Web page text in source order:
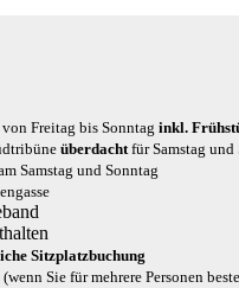
von Freitag bis Sonntag inkl.
überdacht für Samstag und
Samstag und Sonntag
Sitzplatzbuchung
Sie für mehrere Personen